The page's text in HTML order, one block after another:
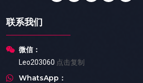
联系我们
微信：
Leo203060 点击复制
WhatsApp：